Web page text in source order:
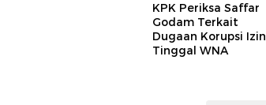
KPK Periksa Saffar
Godam Terkait
Dugaan Korupsi Izin
Tinggal WNA